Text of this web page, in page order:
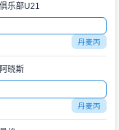
乐部U21
丹麦丙
晓斯
丹麦丙